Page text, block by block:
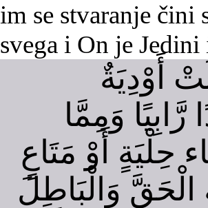
im se stvaranje
svega i On je
أَوْدِيَةٌ
وَمِمَّا
حِلْيَةٍ أَوْ مَتَاعٍ
وَالْبَاطِلَ